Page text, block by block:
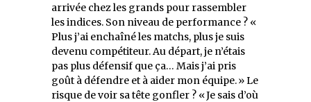
arrivée chez les grands pour rassembler
les indices. Son niveau de performance ? «
Plus j’ai enchaîné les matchs, plus je suis
devenu compétiteur. Au départ, je n’étais
pas plus défensif que ça… Mais j’ai pris
goût à défendre et à aider mon équipe. » Le
risque de voir sa tête gonfler ? « Je sais d’où